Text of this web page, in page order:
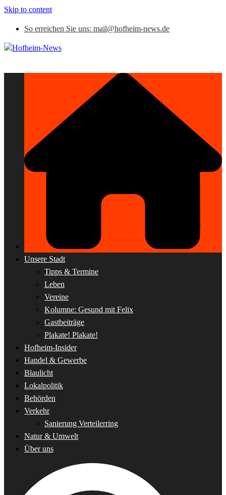
Skip to content
So erreichen Sie uns: mail@hofheim-news.de
Unsere Stadt
Tipps & Termine
Leben
Vereine
Kolumne: Gesund mit Felix
Gastbeiträge
Plakate! Plakate!
Hofheim-Insider
Handel & Gewerbe
Blaulicht
Lokalpolitik
Behörden
Verkehr
Sanierung Verteilerring
Natur & Umwelt
Über uns